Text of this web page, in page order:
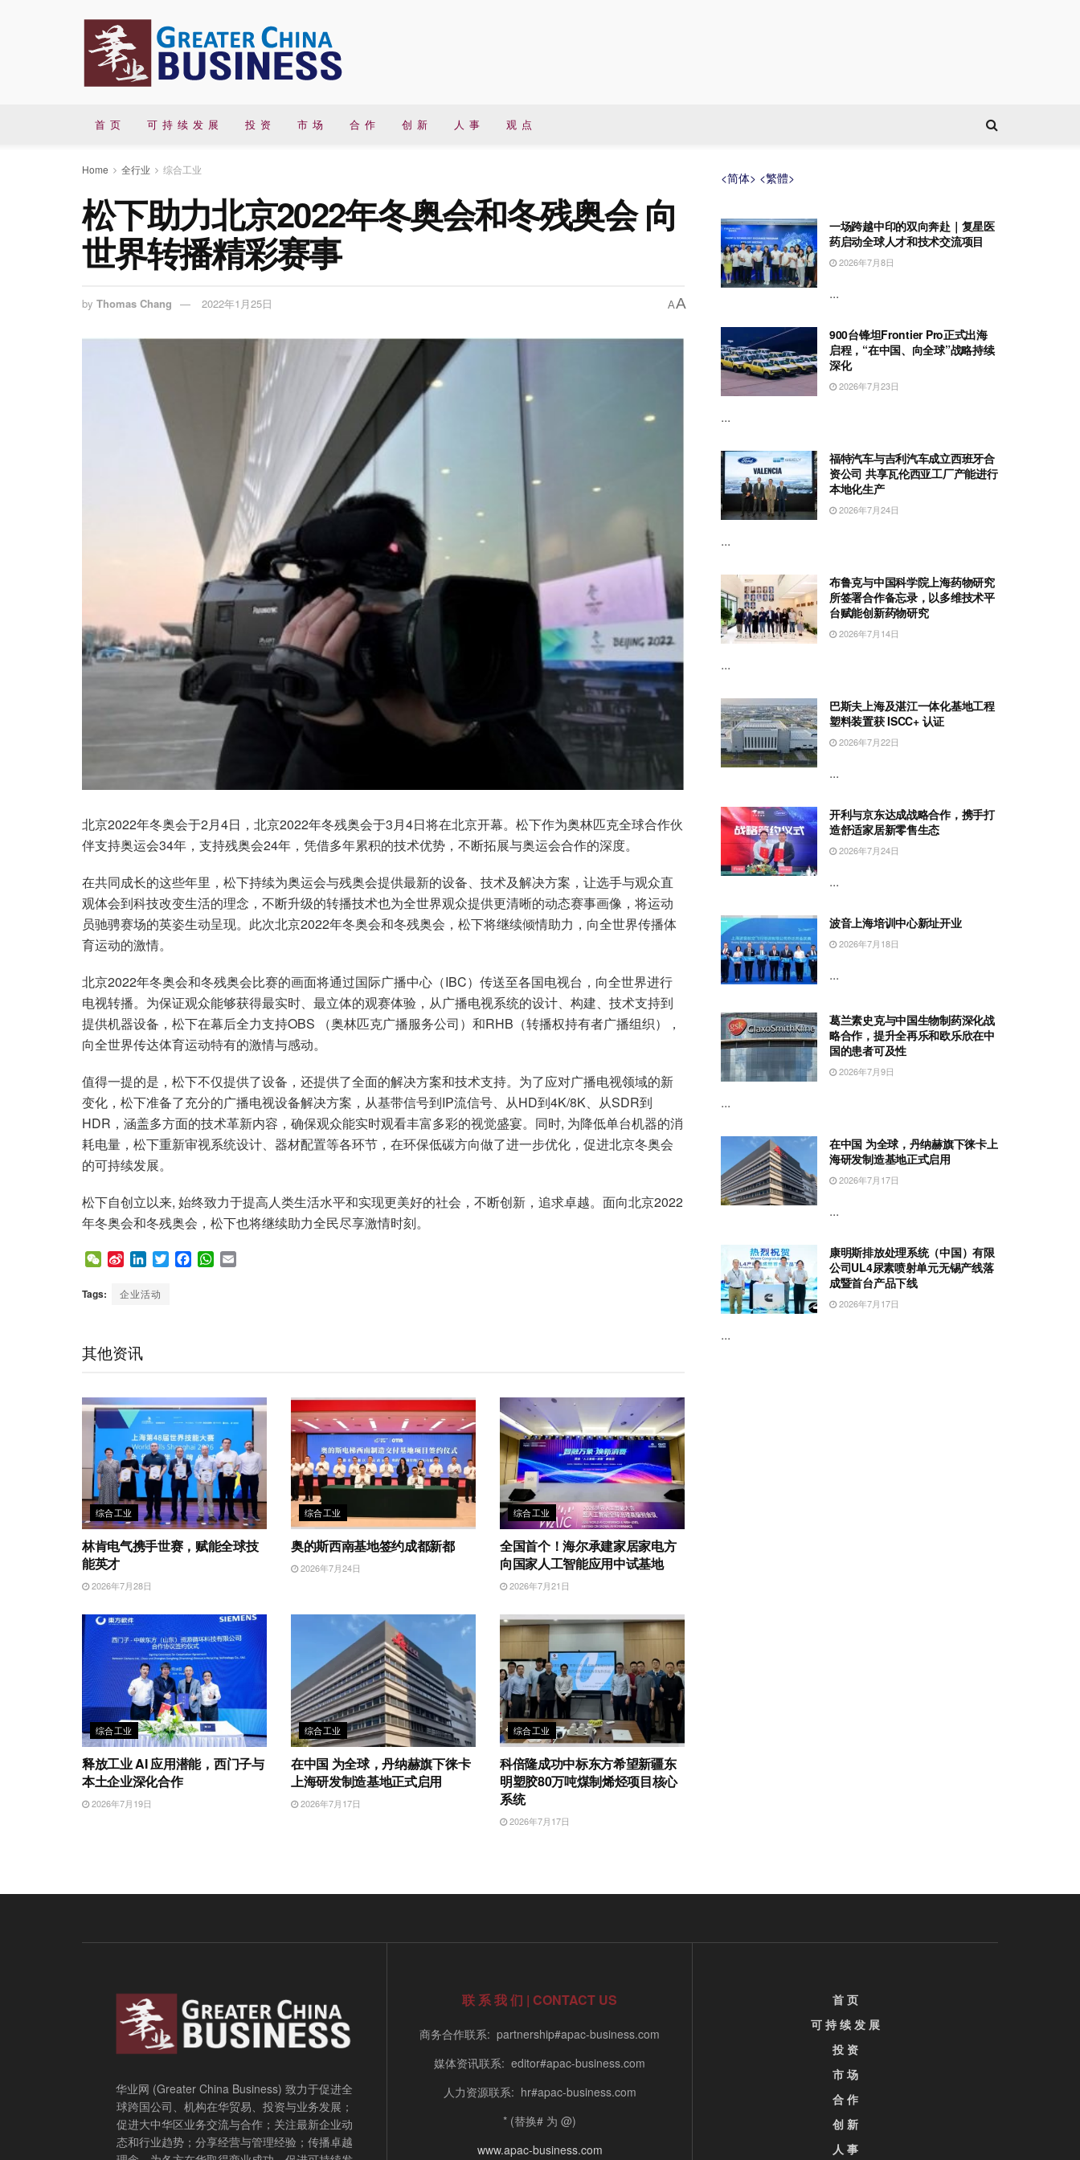
首 页 可 持 续 发 展 投 资 市 场 合 作 创 新 人 事 观 点
Home 全行业 综合工业
松下助力北京2022年冬奥会和冬残奥会 向
世界转播精彩赛事
by Thomas Chang 2022年1月25日 AA
北京2022年冬奥会于2月4日，北京2022年冬残奥会于3月4日将在北京开幕。松下作为奥林匹克全球合作伙
伴支持奥运会34年，支持残奥会24年，凭借多年累积的技术优势，不断拓展与奥运会合作的深度。
在共同成长的这些年里，松下持续为奥运会与残奥会提供最新的设备、技术及解决方案，让选手与观众直
观体会到科技改变生活的理念，不断升级的转播技术也为全世界观众提供更清晰的动态赛事画像，将运动
员驰骋赛场的英姿生动呈现。此次北京2022年冬奥会和冬残奥会，松下将继续倾情助力，向全世界传播体
育运动的激情。
北京2022年冬奥会和冬残奥会比赛的画面将通过国际广播中心（IBC）传送至各国电视台，向全世界进行
电视转播。为保证观众能够获得最实时、最立体的观赛体验，从广播电视系统的设计、构建、技术支持到
提供机器设备，松下在幕后全力支持OBS （奥林匹克广播服务公司）和RHB（转播权持有者广播组织），
向全世界传达体育运动特有的激情与感动。
值得一提的是，松下不仅提供了设备，还提供了全面的解决方案和技术支持。为了应对广播电视领域的新
变化，松下准备了充分的广播电视设备解决方案，从基带信号到IP流信号、从HD到4K/8K、从SDR到
HDR，涵盖多方面的技术革新内容，确保观众能实时观看丰富多彩的视觉盛宴。同时, 为降低单台机器的消
耗电量，松下重新审视系统设计、器材配置等各环节，在环保低碳方向做了进一步优化，促进北京冬奥会
的可持续发展。
松下自创立以来, 始终致力于提高人类生活水平和实现更美好的社会，不断创新，追求卓越。面向北京2022
年冬奥会和冬残奥会，松下也将继续助力全民尽享激情时刻。
W
C
S
n
i
L
n
T
F
W
Tags: 企业活动
其他资讯
综合工业
林肯电气携手世赛，赋能全球技
能英才
2026年7月28日
综合工业
奥的斯西南基地签约成都新都
2026年7月24日
综合工业
全国首个！海尔承建家居家电方
向国家人工智能应用中试基地
2026年7月21日
综合工业
释放工业 AI 应用潜能，西门子与
本土企业深化合作
2026年7月19日
综合工业
在中国 为全球，丹纳赫旗下徕卡
上海研发制造基地正式启用
2026年7月17日
综合工业
科倍隆成功中标东方希望新疆东
明塑胶80万吨煤制烯烃项目核心
系统
2026年7月17日
<简体> <繁體>
一场跨越中印的双向奔赴｜复星医
药启动全球人才和技术交流项目
2026年7月8日
...
900台锋坦Frontier Pro正式出海
启程，“在中国、向全球”战略持续
深化
2026年7月23日
...
福特汽车与吉利汽车成立西班牙合
资公司 共享瓦伦西亚工厂产能进行
本地化生产
2026年7月24日
...
布鲁克与中国科学院上海药物研究
所签署合作备忘录，以多维技术平
台赋能创新药物研究
2026年7月14日
...
巴斯夫上海及湛江一体化基地工程
塑料装置获 ISCC+ 认证
2026年7月22日
...
开利与京东达成战略合作，携手打
造舒适家居新零售生态
2026年7月24日
...
波音上海培训中心新址开业
2026年7月18日
...
葛兰素史克与中国生物制药深化战
略合作，提升全再乐和欧乐欣在中
国的患者可及性
2026年7月9日
...
在中国 为全球，丹纳赫旗下徕卡上
海研发制造基地正式启用
2026年7月17日
...
康明斯排放处理系统（中国）有限
公司UL4尿素喷射单元无锡产线落
成暨首台产品下线
2026年7月17日
...
华业网 (Greater China Business) 致力于促进全
球跨国公司、机构在华贸易、投资与业务发展；
促进大中华区业务交流与合作；关注最新企业动
态和行业趋势；分享经营与管理经验；传播卓越
联 系 我 们 | CONTACT US
商务合作联系: partnership#apac-business.com
媒体资讯联系: editor#apac-business.com
人力资源联系: hr#apac-business.com
* (替换# 为 @)
www.apac-business.com
首 页
可 持 续 发 展
投 资
市 场
合 作
创 新
人 事